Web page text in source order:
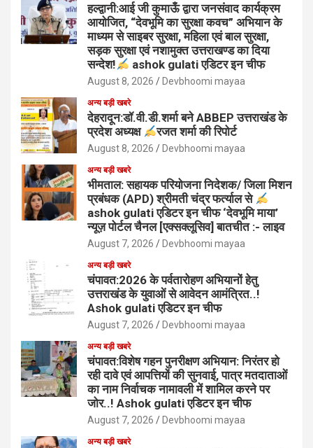
हल्द्वानी:आई जी कुमाऊँ द्वारा जनसंवाद कार्यक्रम
आयोजित, “देवभूमि का सुरक्षा कवच” अभियान के
माध्यम से साइबर सुरक्षा, महिला एवं बाल सुरक्षा,
सड़क सुरक्षा एवं नशामुक्त उत्तराखण्ड का दिया
सन्देश!
ashok gulati एडिटर इन चीफ
August 8, 2026 Devbhoomi mayaa
अन्य बड़ी खबरे
देहरादून:डॉ.वी.डी.शर्मा बने ABBEP उत्तराखंड के
प्रदेश अध्यक्ष
रजत शर्मा की रिपोर्ट
August 8, 2026 Devbhoomi mayaa
अन्य बड़ी खबरे
भीमताल: सहायक परियोजना निदेशक/ जिला मिशन
प्रबंधक (APD) श्रीमती चंद्र फर्त्याल से
ashok gulati एडिटर इन चीफ ‘देवभूमि माया’
न्यूज़ पोर्टल चैनल [एक्सक्लूसिव] बातचीत :- लाइव
August 7, 2026 Devbhoomi mayaa
अन्य बड़ी खबरे
चंपावत:2026 के पर्वतारोहण अभियानों हेतु
उत्तराखंड के युवाओं से आवेदन आमंत्रित..!
Ashok gulati एडिटर इन चीफ
August 7, 2026 Devbhoomi mayaa
अन्य बड़ी खबरे
चंपावत:विशेष गहन पुनरीक्षण अभियान: निरंतर हो
रही दावे एवं आपत्तियों की सुनवाई, पात्र मतदाताओं
का नाम निर्वाचक नामावली में शामिल करने पर
जोर..! Ashok gulati एडिटर इन चीफ
August 7, 2026 Devbhoomi mayaa
अन्य बड़ी खबरे